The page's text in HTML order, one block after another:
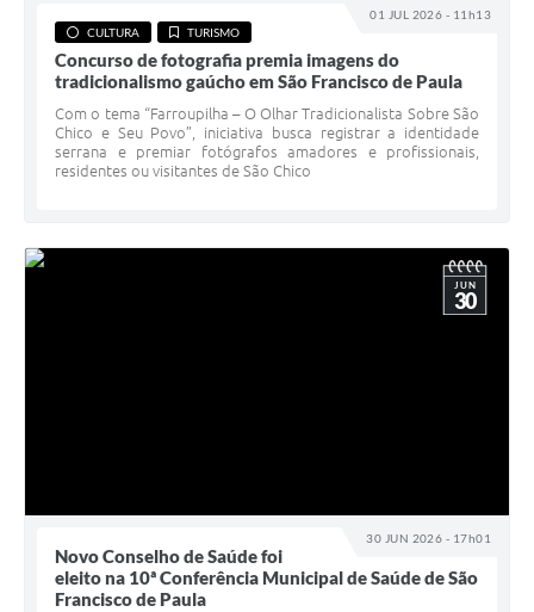
01 JUL 2026 - 11h13
CULTURA TURISMO
Concurso de fotografia premia imagens do
tradicionalismo gaúcho em São Francisco de Paula
Com o tema “Farroupilha – O Olhar Tradicionalista Sobre São
Chico e Seu Povo”, iniciativa busca registrar a identidade
serrana e premiar fotógrafos amadores e profissionais,
residentes ou visitantes de São Chico
30 JUN 2026 - 17h01
JUN
30
Novo Conselho de Saúde foi
eleito na 10ª Conferência Municipal de Saúde de São
Francisco de Paula